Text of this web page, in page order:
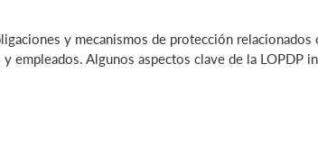
y mecanismos de protección
empleados. Algunos aspectos clave de la LOPDP